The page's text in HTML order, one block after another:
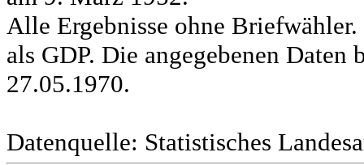
Alle Ergebnisse ohne
als GDP. Die angegebenen
27.05.1970.
Datenquelle: Statistisches